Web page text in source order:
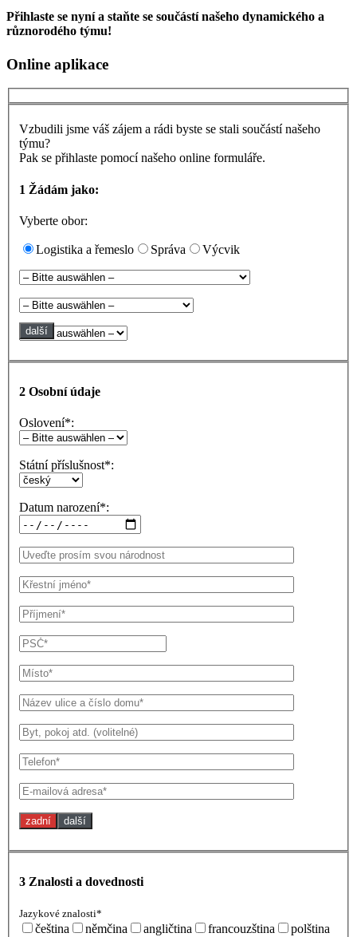
Přihlaste se nyní a staňte se součástí našeho dynamického a
různorodého týmu!
Online aplikace
Vzbudili jsme váš zájem a rádi byste se stali součástí našeho
týmu?
Pak se přihlaste pomocí našeho online formuláře.
1 Žádám jako:
Vyberte obor:
Logistika a řemeslo Správa Výcvik
další
2 Osobní údaje
Oslovení*:
Státní příslušnost*:
Datum narození*:
zadní další
3 Znalosti a dovednosti
Jazykové znalosti*
čeština němčina angličtina francouzština
polština